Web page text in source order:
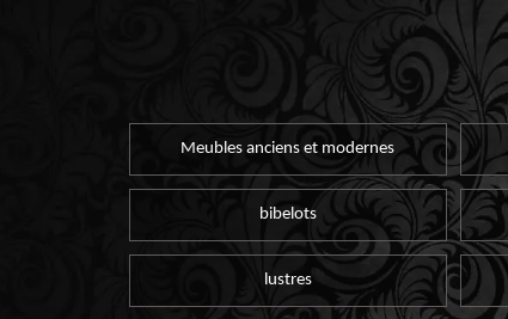
Meubles anciens et modernes
bibelots
lustres